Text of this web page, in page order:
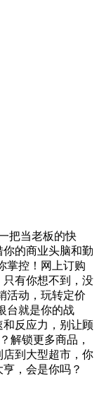
把当老板的快
的商业头脑和勤
掌控！网上订购
有你想不到，没
活动，玩转定价
台就是你的战
反应力，别让顾
解锁更多商品，
到大型超市，你
，会是你吗？